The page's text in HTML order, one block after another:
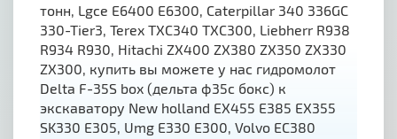
тонн, Lgce E6400 E6300, Caterpillar 340 336GC
330-Tier3, Terex TXC340 TXC300, Liebherr R938
R934 R930, Hitachi ZX400 ZX380 ZX350 ZX330
ZX300, купить вы можете у нас гидромолот
Delta F-35S box (дельта ф35с бокс) к
экскаватору New holland EX455 E385 EX355
SK330 E305, Umg E330 E300, Volvo EC380